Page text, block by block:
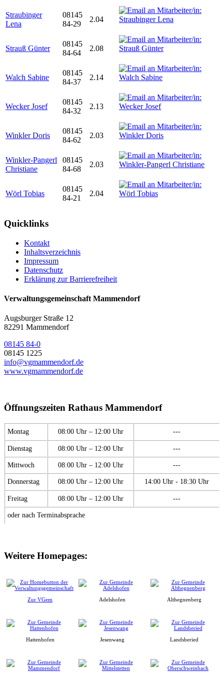
Straubinger
Lena
08145
84-29
2.04
Strauß Günter
08145
84-64
2.08
Walch Sabine
08145
84-37
2.14
Wecker Josef
08145
84-32
2.13
Winkler Doris
08145
84-62
2.03
Winkler-Pangerl
Christiane
08145
84-68
2.03
Wörl Tobias
08145
84-21
2.04
Quicklinks
Kontakt
Inhaltsverzeichnis
Impressum
Datenschutz
Erklärung zur Barrierefreiheit
Verwaltungsgemeinschaft Mammendorf
Augsburger Straße 12
82291 Mammendorf
08145 84-0
08145 1225
info@vgmammendorf.de
www.vgmammendorf.de
Öffnungszeiten Rathaus Mammendorf
Montag 08:00 Uhr – 12:00 Uhr ---
Dienstag 08:00 Uhr – 12:00 Uhr ---
Mittwoch 08:00 Uhr – 12:00 Uhr ---
Donnerstag 08:00 Uhr – 12:00 Uhr 14:00 Uhr - 18:30 Uhr
Freitag 08:00 Uhr – 12:00 Uhr ---
oder nach Terminabsprache
Weitere Homepages:
Zur VGem Adelshofen Althegnenberg
Hattenhofen Jesenwang Landsberied